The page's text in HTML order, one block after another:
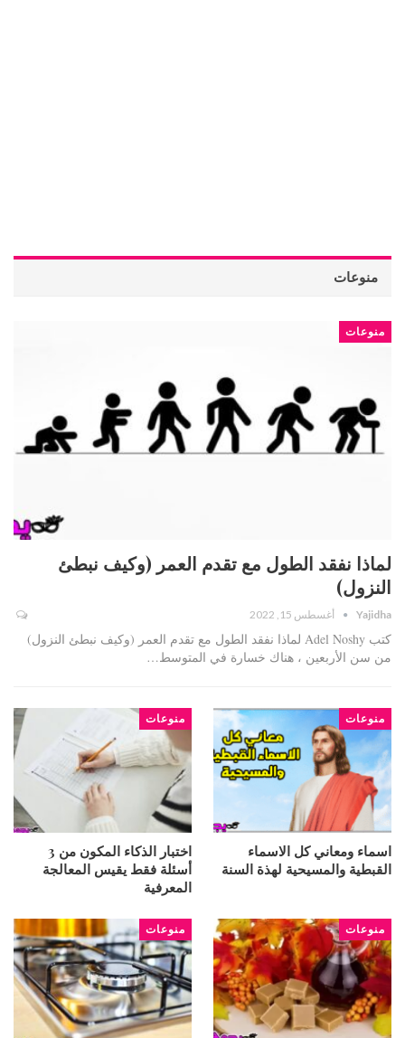
منوعات
منوعات
لماذا نفقد الطول مع تقدم العمر (وكيف نبطئ
النزول)
Yajidha أغسطس 15, 2022
كتب Adel Noshy لماذا نفقد الطول مع تقدم العمر (وكيف نبطئ النزول)
من سن الأربعين ، هناك خسارة في المتوسط…
منوعات
اسماء ومعاني كل الاسماء
القبطية والمسيحية لهذة السنة
منوعات
اختبار الذكاء المكون من 3
أسئلة فقط يقيس المعالجة
المعرفية
منوعات منوعات